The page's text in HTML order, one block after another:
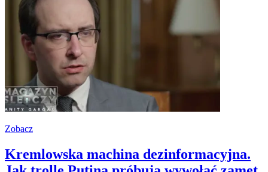
Zobacz
Kremlowska machina dezinformacyjna.